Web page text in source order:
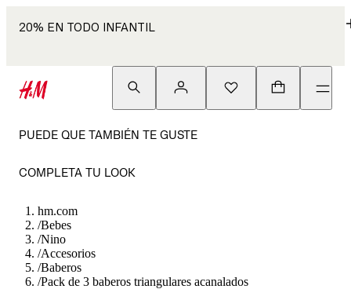
20% EN TODO INFANTIL
PUEDE QUE TAMBIÉN TE GUSTE
COMPLETA TU LOOK
hm.com
/Bebes
/Nino
/Accesorios
/Baberos
/Pack de 3 baberos triangulares acanalados